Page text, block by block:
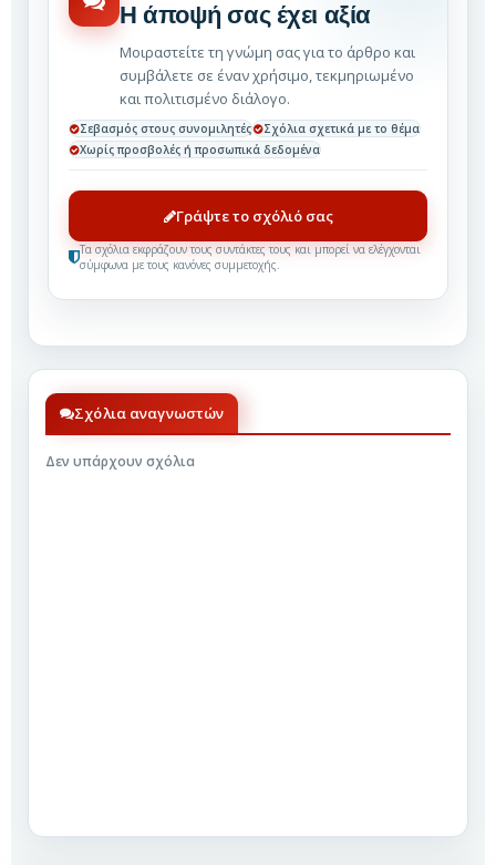
Η άποψή σας έχει αξία
Μοιραστείτε τη γνώμη σας για το άρθρο και
συμβάλετε σε έναν χρήσιμο, τεκμηριωμένο
και πολιτισμένο διάλογο.
Σεβασμός στους συνομιλητές
Σχόλια σχετικά με το θέμα
Χωρίς προσβολές ή προσωπικά δεδομένα
Γράψτε το σχόλιό σας
Τα σχόλια εκφράζουν τους συντάκτες τους και μπορεί να ελέγχονται
σύμφωνα με τους κανόνες συμμετοχής.
Σχόλια αναγνωστών
Δεν υπάρχουν σχόλια